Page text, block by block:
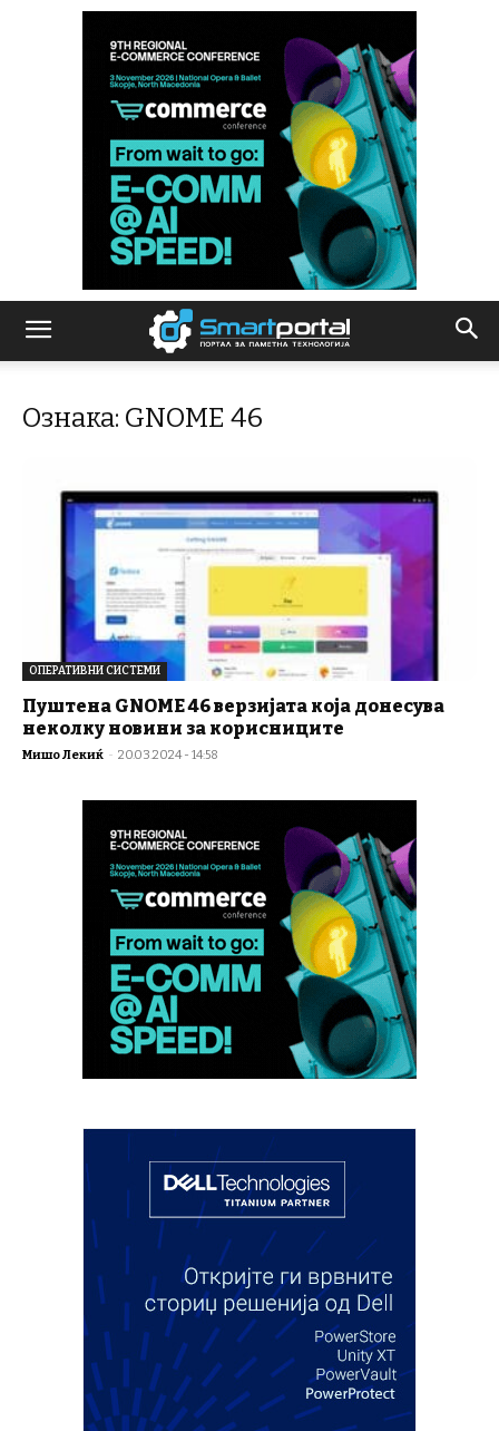
Ознака: GNOME 46
ОПЕРАТИВНИ СИСТЕМИ
Пуштена GNOME 46 верзијата која донесува
неколку новини за корисниците
Мишо Лекиќ - 20.03.2024 - 14:58